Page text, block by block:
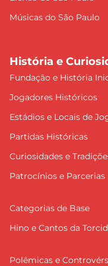
Músicas do São Paulo
História e
Fundação e História
Jogadores Históricos
Estádios e Locais de
Partidas Históricas
Curiosidades e
Patrocínios e Parcerias
Categorias de Base
Hino e Cantos da
Polêmicas e